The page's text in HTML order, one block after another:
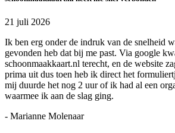
21 juli 2026
Ik ben erg onder de indruk van de snelheid
gevonden heb dat bij me past. Via google
schoonmaakkaart.nl terecht, en de website
prima uit dus toen heb ik direct het
mij duurde het nog 2 uur of ik had al een
waarmee ik aan de slag ging.
- Marianne Molenaar